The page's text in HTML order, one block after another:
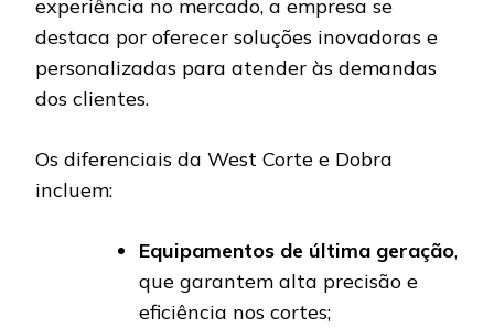
experiência no mercado, a empresa se
destaca por oferecer soluções inovadoras e
personalizadas para atender às demandas
dos clientes.
Os diferenciais da West Corte e Dobra
incluem:
Equipamentos de última geração,
que garantem alta precisão e
eficiência nos cortes;